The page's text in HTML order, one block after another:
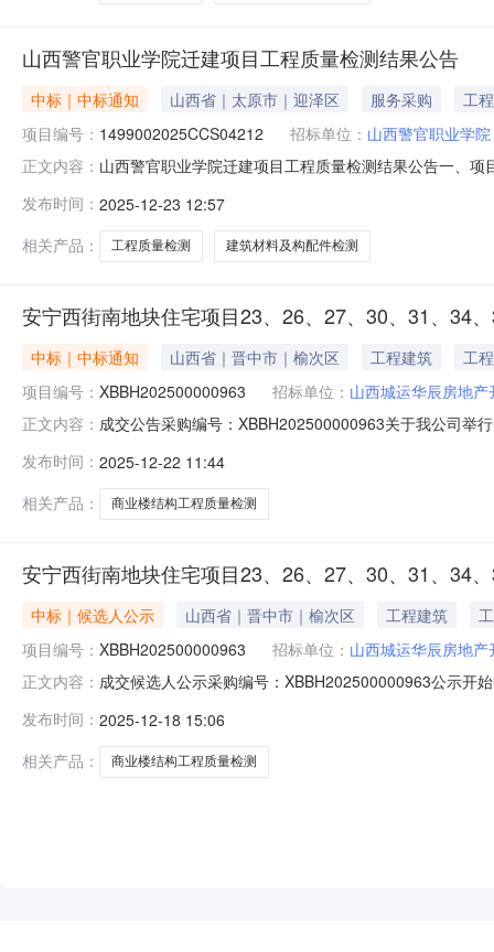
山西警官职业学院迁建项目工程质量检测结果公告
中标｜中标通知 山西省｜太原市｜迎泽区 服务采购
工程
项目编号： 1499002025CCS04212 招标单位： 山西警官职业学院
正文内容： 山西警官职业学院迁建项目工程质量检测结果公告一、
（元）：1048372.36（元）89.542牵头供应商：山西筑
山西金格人防工程检测有
发布时间： 2025-12-23 12:57
相关产品：
工程质量检测 建筑材料及构配件检测
安宁西街南地块住宅项目23、26、27、30、31、34
中标｜中标通知 山西省｜晋中市｜榆次区 工程建筑
工程
项目编号： XBBH202500000963 招标单位： 山西城运华辰房地
正文内容： 成交公告采购编号：XBBH202500000963关于我公司举
34#、35#住宅楼、S3#商业楼结构工程质量检测
发布时间： 2025-12-22 11:44
相关产品：
商业楼结构工程质量检测
安宁西街南地块住宅项目23、26、27、30、31、34
中标｜候选人公示 山西省｜晋中市｜榆次区 工程建筑
项目编号： XBBH202500000963 招标单位： 山西城运华辰房地
正文内容： 成交候选人公示采购编号：XBBH202500000963公示开
检测有限公司响应报价：安宁西街南地块住宅项目23#
发布时间： 2025-12-18 15:06
相关产品：
商业楼结构工程质量检测